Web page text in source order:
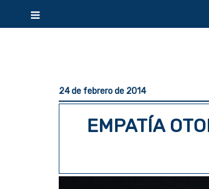
24 de febrero de 2014
EMPATÍA